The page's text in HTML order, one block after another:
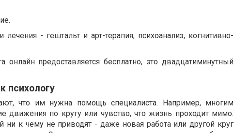
- гештальт и арт-терапия, психоанализ, когнитивно-
онлайнпредоставляется бесплатно, это двадцатиминутный
психологу
что им нужна помощь специалиста. Например, многим
движения по кругу или чувство, что жизнь проходит мимо.
ни к чему не приводят - даже новая работа или другой круг